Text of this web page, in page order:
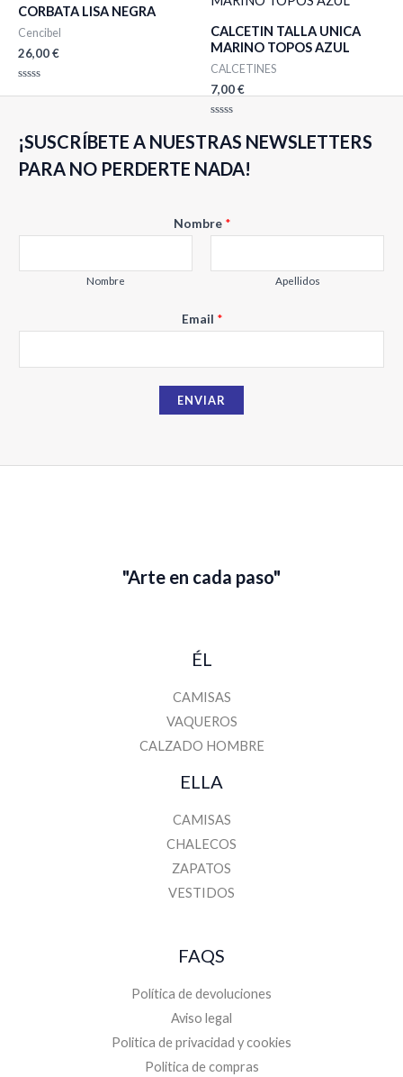
CORBATA LISA NEGRA
Cencibel
26,00€
con
CALCETIN TALLA UNICA
MARINO TOPOS AZUL
CALCETINES
7,00€
con
0
5
¡SUSCRÍBETE A NUESTRAS NEWSLETTERS
PARA NO PERDERTE NADA!
Nombre *
Nombre Apellidos
o
r
m
Email *
ENVIAR
"Arte en cada paso"
ÉL
CAMISAS
VAQUEROS
CALZADO HOMBRE
ELLA
CAMISAS
CHALECOS
ZAPATOS
VESTIDOS
FAQS
Política de devoluciones
Aviso legal
Politica de privacidad y cookies
Politica de compras